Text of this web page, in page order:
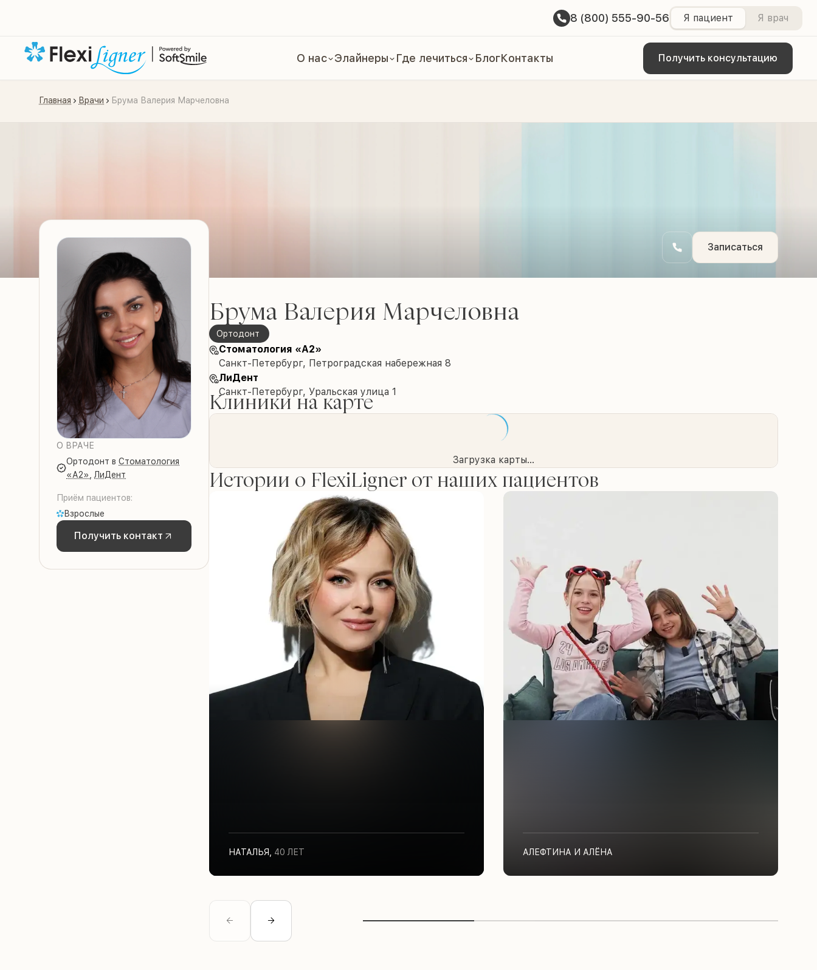
8 (800) 555-90-56 Я пациент Я врач
О нас Элайнеры Где лечиться БлогКонтакты Получить консультацию
Главная Врачи Брума Валерия Марчеловна
Записаться
О ВРАЧЕ
ортодонт в Стоматология
«А2»,ЛиДент
Приём пациентов:
Взрослые
Получить контакт
Брума Валерия Марчеловна
ортодонт
Стоматология «А2»
Санкт-Петербург, Петроградская набережная 8
ЛиДент
Санкт-Петербург, Уральская улица 1
Клиники на карте
Загрузка карты...
Истории о FlexiLigner от наших пациентов
НАТАЛЬЯ 40 ЛЕТ АЛЕФТИНА И АЛЁНА